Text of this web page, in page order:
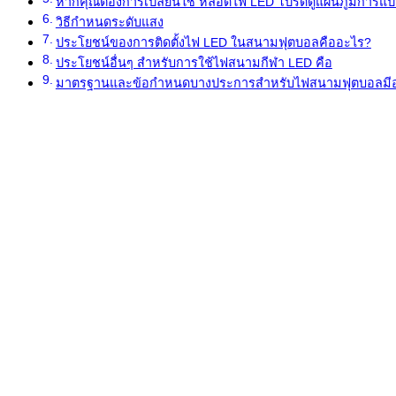
วิธีกำหนดระดับแสง
ประโยชน์ของการติดตั้งไฟ LED ในสนามฟุตบอลคืออะไร?
ประโยชน์อื่นๆ สำหรับการใช้ไฟสนามกีฬา LED คือ
มาตรฐานและข้อกำหนดบางประการสำหรับไฟสนามฟุตบอลมี